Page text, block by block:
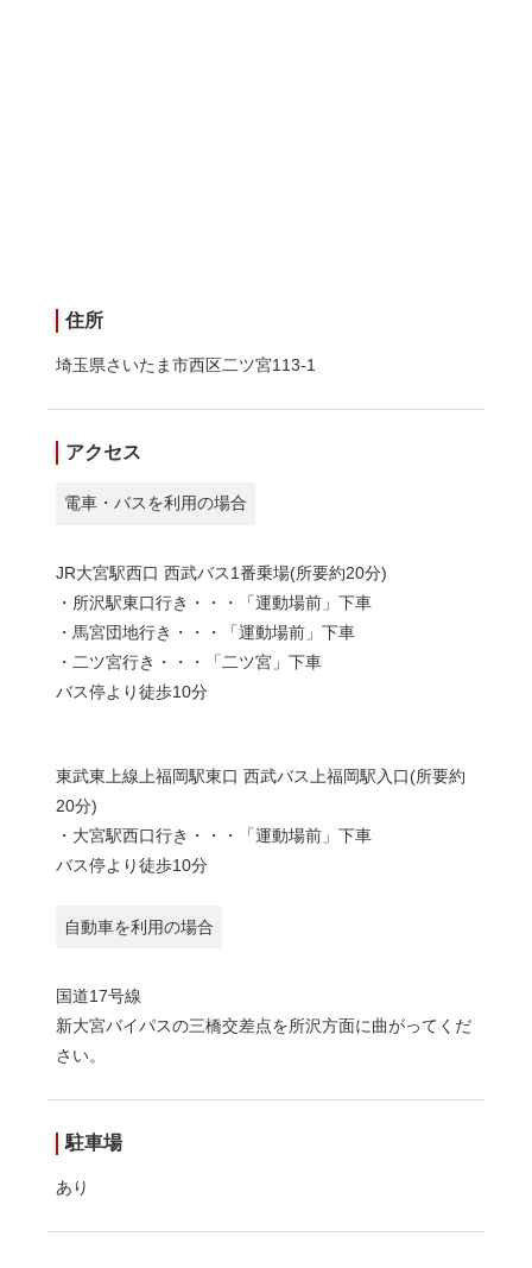
住所
埼玉県さいたま市西区二ツ宮113-1
アクセス
電車・バスを利用の場合
JR大宮駅西口 西武バス1番乗場(所要約20分)
・所沢駅東口行き・・・「運動場前」下車
・馬宮団地行き・・・「運動場前」下車
・二ツ宮行き・・・「二ツ宮」下車
バス停より徒歩10分
東武東上線上福岡駅東口 西武バス上福岡駅入口(所要約
20分)
・大宮駅西口行き・・・「運動場前」下車
バス停より徒歩10分
自動車を利用の場合
国道17号線
新大宮バイパスの三橋交差点を所沢方面に曲がってくだ
さい。
駐車場
あり